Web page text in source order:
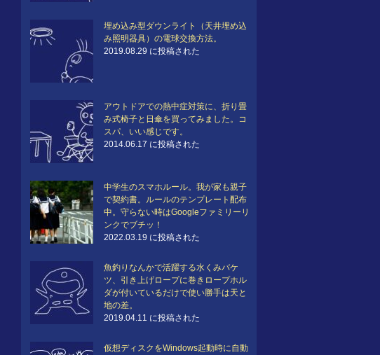
埋め込み型ダウンライト（天井埋め込
み照明器具）の電球交換方法。
2019.08.29 に投稿された
アウトドアでの熱中症対策に、折り畳
み式椅子と日傘を買ってみました。コ
スパ、いい感じです。
2014.06.17 に投稿された
中学生のスマホルール。我が家も親子
で契約書。ルールのテンプレート配布
中。守らない時はGoogleファミリーリ
ンクでブチッ！
2022.03.19 に投稿された
魚釣りなんかで活躍する水くみバケ
ツ、引き上げロープに巻きロープホル
ダが付いているだけで使い勝手は天と
地の差。
2019.04.11 に投稿された
仮想ディスクをWindows起動時に自動